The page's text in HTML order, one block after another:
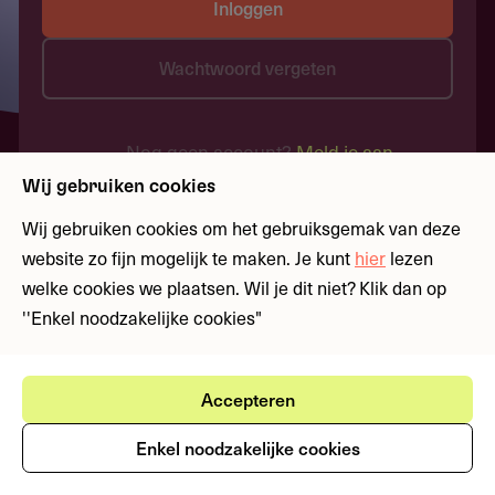
Inloggen
Wachtwoord vergeten
Nog geen account?Meld je aan
Wij gebruiken cookies
Wij gebruiken cookies om het gebruiksgemak van deze
website zo fijn mogelijk te maken. Je kunt hier lezen
welke cookies we plaatsen. Wil je dit niet? Klik dan op
''Enkel noodzakelijke cookies"
Accepteren
Enkel noodzakelijke cookies